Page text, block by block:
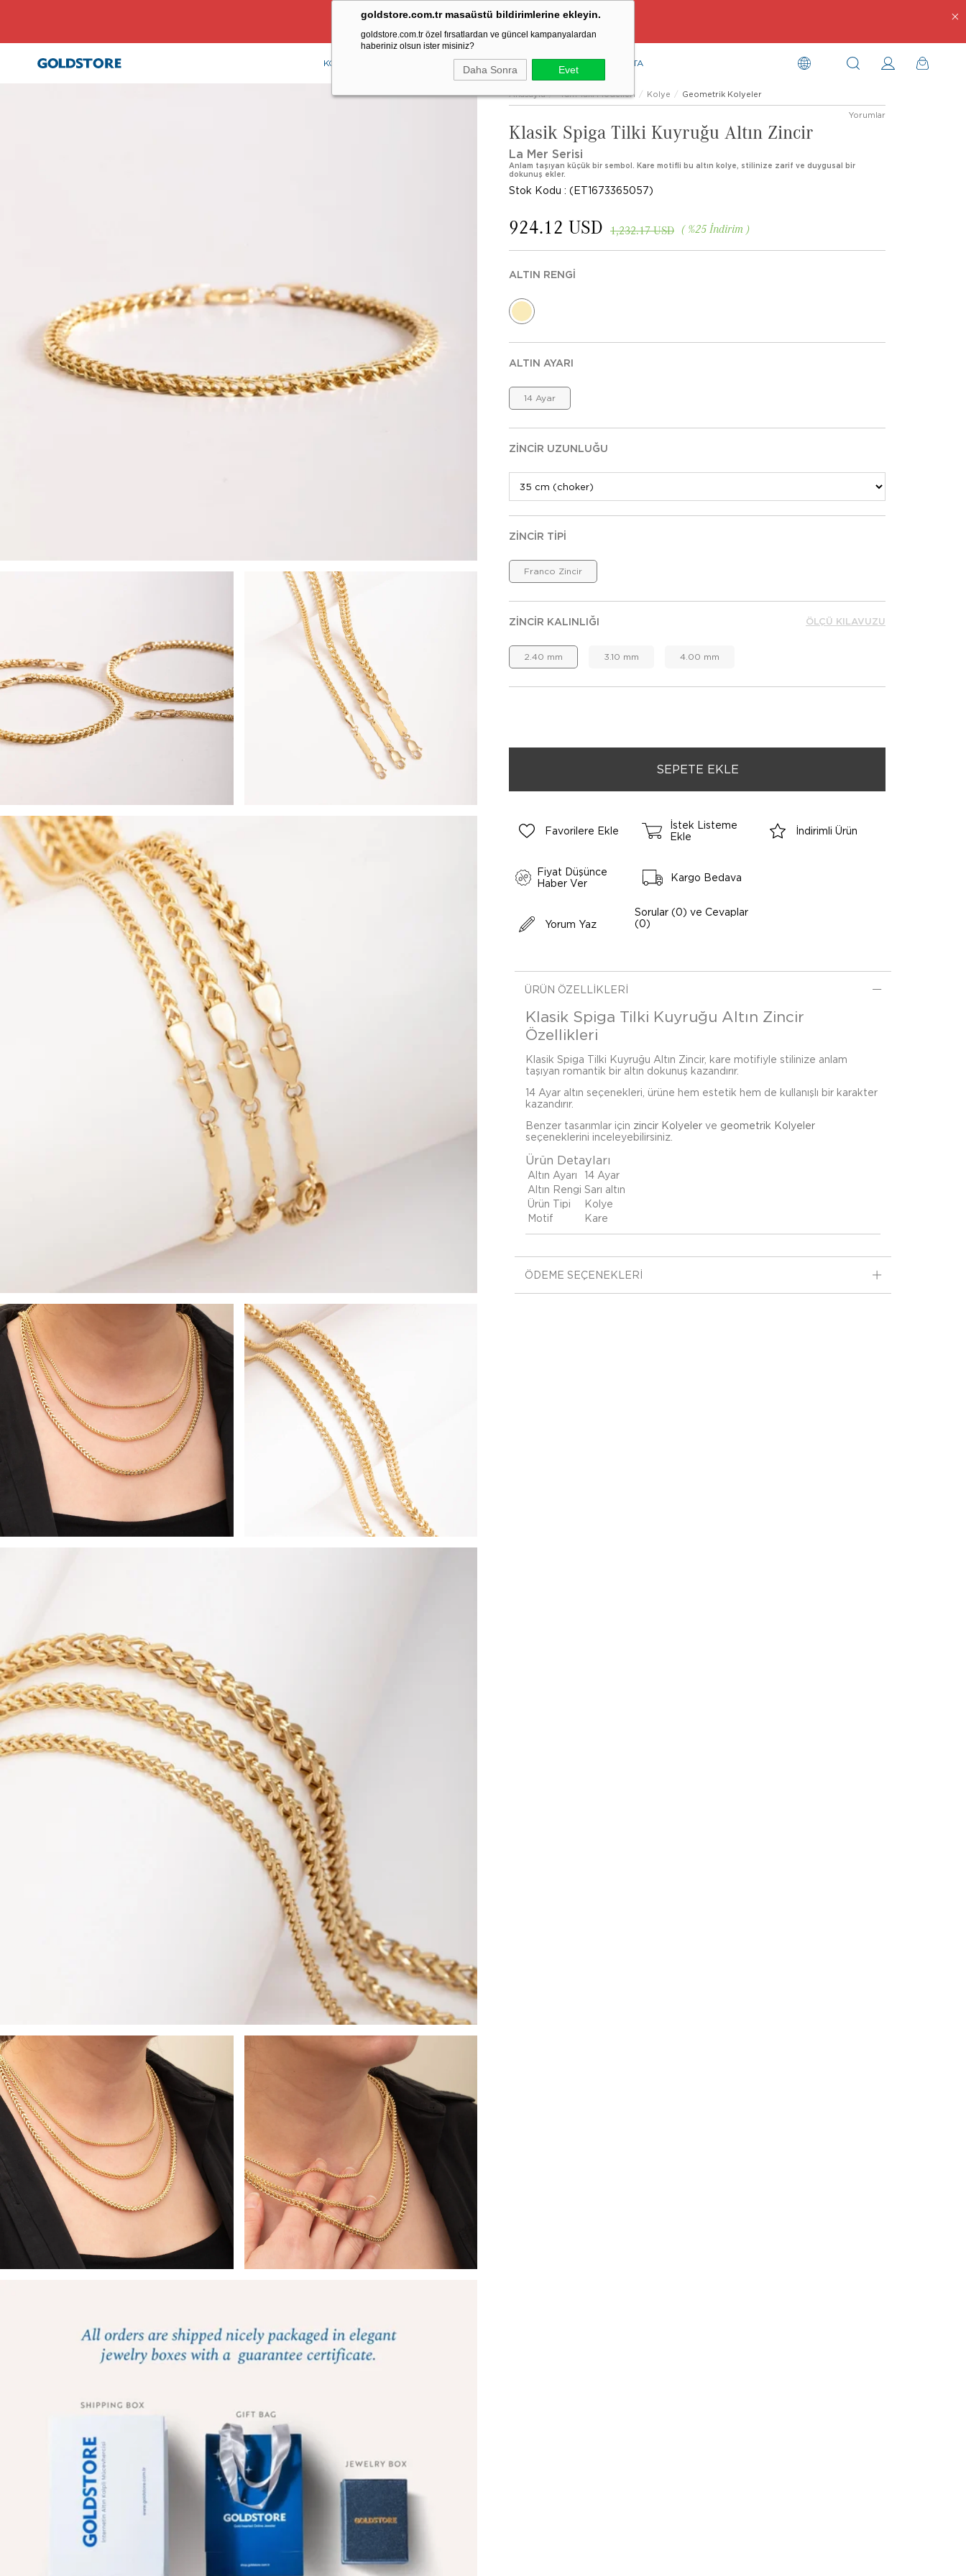
goldstore.com.tr masaüstü bildirimlerine ekleyin.
goldstore.com.tr özel fırsatlardan ve güncel kampanyalardan
haberiniz olsun ister misiniz?
Daha Sonra Evet
Ücretsiz Aynı Gün Kargo Fırsatı
KOLYE BİLEKLİK RENKLİ TAŞLAR PIRLANTA
Anasayfa Tüm Takı Modelleri Kolye Geometrik Kolyeler
Klasik Spiga Tilki Kuyruğu Altın Zincir
Yorumlar
La Mer Serisi
Anlam taşıyan küçük bir sembol. Kare motifli bu altın kolye, stilinize zarif ve duygusal bir
dokunuş ekler.
Stok Kodu (ET1673365057)
%25 İndirim
1,232.17 USD
924.12 USD
ALTIN RENGI
ALTIN AYARI
14 Ayar
ZINCIR UZUNLUĞU
ZINCIR TIPI
Franco Zincir
ZINCIR KALINLIĞI
2.40 mm 3.10 mm 4.00 mm
ÖLÇÜ KILAVUZU
Favorilere Ekle
İstek Listeme
Ekle
İndirimli Ürün
Fiyat Düşünce
Haber Ver
Kargo Bedava
Yorum Yaz
Sorular (0) ve Cevaplar
(0)
ÜRÜN ÖZELLIKLERI
Klasik Spiga Tilki Kuyruğu Altın Zincir
Özellikleri
Klasik Spiga Tilki Kuyruğu Altın Zincir, kare motifiyle stilinize anlam
taşıyan romantik bir altın dokunuş kazandırır.
14 Ayar altın seçenekleri, ürüne hem estetik hem de kullanışlı bir karakter
kazandırır.
Benzer tasarımlar için zincir Kolyeler ve geometrik Kolyeler
seçeneklerini inceleyebilirsiniz.
Ürün Detayları
Altın Ayarı
14 Ayar
Altın Rengi Sarı altın
Ürün Tipi
Kolye
Motif
Kare
ÖDEME SEÇENEKLERI